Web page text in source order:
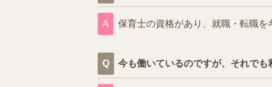
保育士の資格があり、就職・転職
今も働いているのですが、それでも